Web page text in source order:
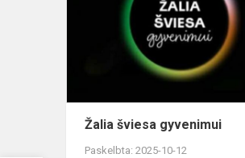
Žalia šviesa gyvenimui
Paskelbta: 2025-10-12